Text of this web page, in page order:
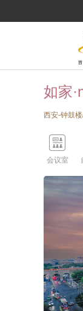
如家
西安-钟鼓楼

会议室